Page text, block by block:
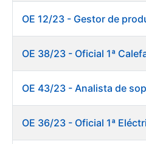
OE 38/23 - Oficial 1ª
OE 43/23 - Analista de